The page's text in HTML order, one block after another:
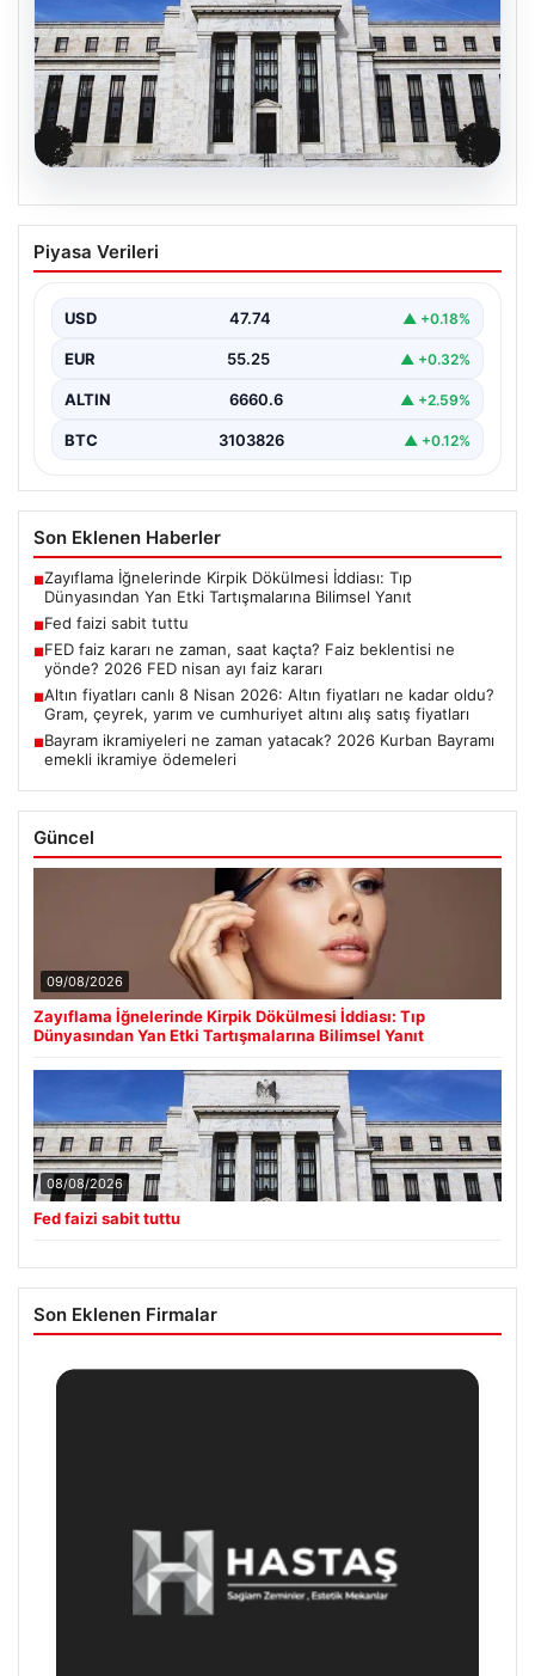
08.08.2026
Fed faizi sabit tuttu
{"title": "ABD Merkez Bankası Fed Faiz Oranını Sabit
Piyasa Verileri
USD 47.74 ▲ +0.18%
EUR 55.25 ▲ +0.32%
ALTIN 6660.6 ▲ +2.59%
BTC 3103826 ▲ +0.12%
Son Eklenen Haberler
■Zayıflama İğnelerinde Kirpik Dökülmesi İddiası: Tıp
Dünyasından Yan Etki Tartışmalarına Bilimsel Yanıt
■Fed faizi sabit tuttu
■FED faiz kararı ne zaman, saat kaçta? Faiz beklentisi ne
yönde? 2026 FED nisan ayı faiz kararı
■Altın fiyatları canlı 8 Nisan 2026: Altın fiyatları ne kadar oldu?
Gram, çeyrek, yarım ve cumhuriyet altını alış satış fiyatları
■Bayram ikramiyeleri ne zaman yatacak? 2026 Kurban Bayramı
emekli ikramiye ödemeleri
Güncel
09/08/2026
Zayıflama İğnelerinde Kirpik Dökülmesi İddiası: Tıp
Dünyasından Yan Etki Tartışmalarına Bilimsel Yanıt
08/08/2026
Fed faizi sabit tuttu
Son Eklenen Firmalar